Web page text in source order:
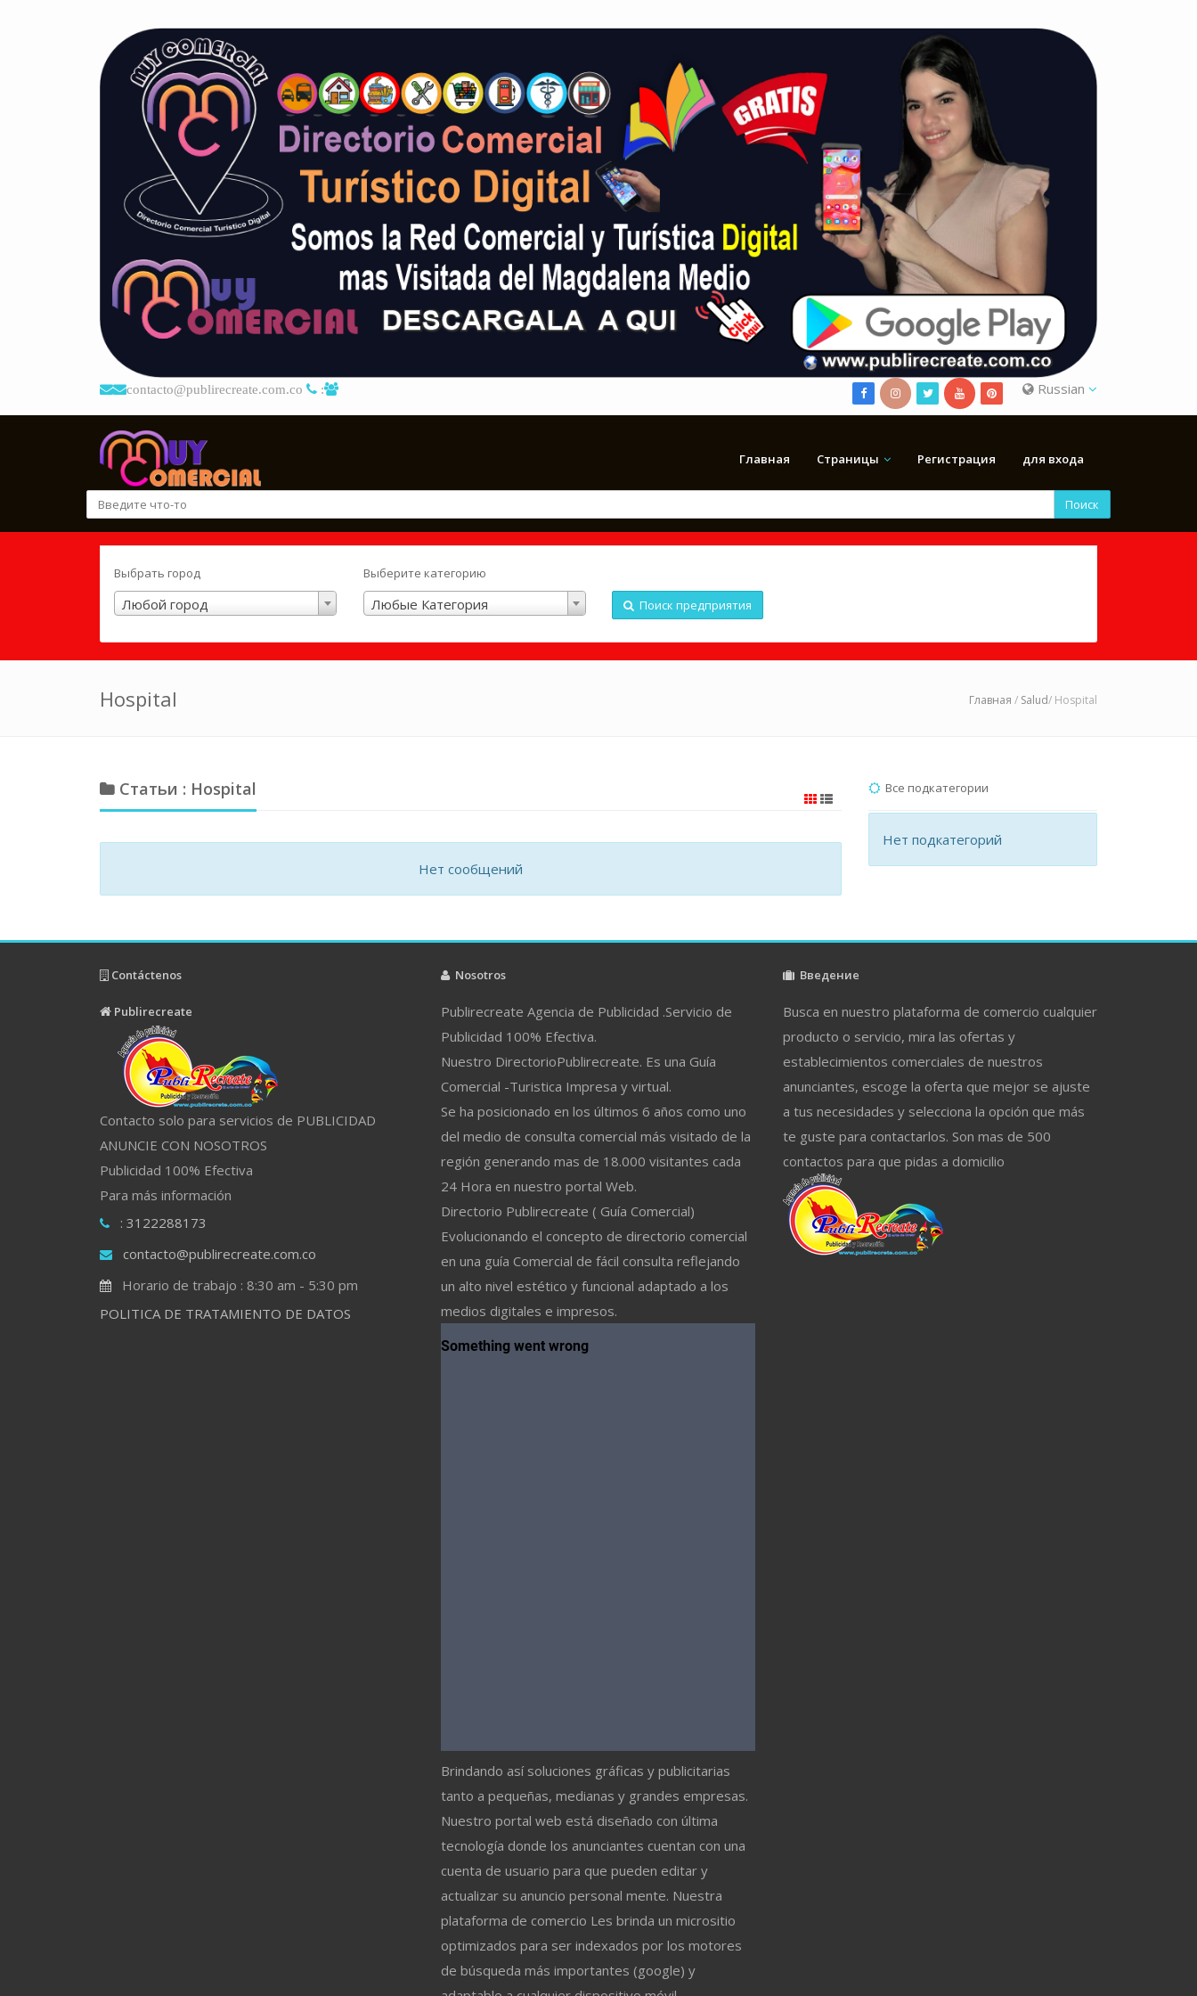
contacto@publirecreate.com.co : Russian
Главная Страницы Регистрация для входа
Поиск
Выбрать город
Любой город
Выберите категорию
Любые Категория Поиск предприятия
Hospital Главная / Salud/ Hospital
Статьи : Hospital
Нет сообщений
Все подкатегории
Нет подкатегорий
Contáctenos
Publirecreate
Contacto solo para servicios de PUBLICIDAD
ANUNCIE CON NOSOTROS
Publicidad 100% Efectiva
Para más información
: 3122288173
contacto@publirecreate.com.co
Horario de trabajo : 8:30 am - 5:30 pm
POLITICA DE TRATAMIENTO DE DATOS
Nosotros
Publirecreate Agencia de Publicidad .Servicio de
Publicidad 100% Efectiva.
Nuestro DirectorioPublirecreate. Es una Guía
Comercial -Turistica Impresa y virtual.
Se ha posicionado en los últimos 6 años como uno
del medio de consulta comercial más visitado de la
región generando mas de 18.000 visitantes cada
24 Hora en nuestro portal Web.
Directorio Publirecreate ( Guía Comercial)
Evolucionando el concepto de directorio comercial
en una guía Comercial de fácil consulta reflejando
un alto nivel estético y funcional adaptado a los
medios digitales e impresos.
Brindando así soluciones gráficas y publicitarias
tanto a pequeñas, medianas y grandes empresas.
Nuestro portal web está diseñado con última
tecnología donde los anunciantes cuentan con una
cuenta de usuario para que pueden editar y
actualizar su anuncio personal mente. Nuestra
plataforma de comercio Les brinda un micrositio
optimizados para ser indexados por los motores
de búsqueda más importantes (google) y
Введение
Busca en nuestro plataforma de comercio cualquier
producto o servicio, mira las ofertas y
establecimientos comerciales de nuestros
anunciantes, escoge la oferta que mejor se ajuste
a tus necesidades y selecciona la opción que más
te guste para contactarlos. Son mas de 500
contactos para que pidas a domicilio